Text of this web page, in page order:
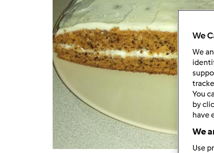
We
We
You
by
have
We
Use